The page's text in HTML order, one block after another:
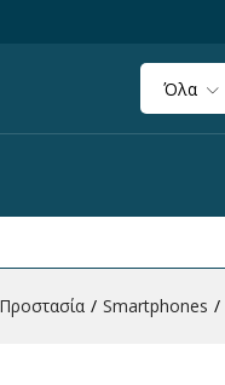
Όλα
/ Smartphones /
Χαρακτηριστικά